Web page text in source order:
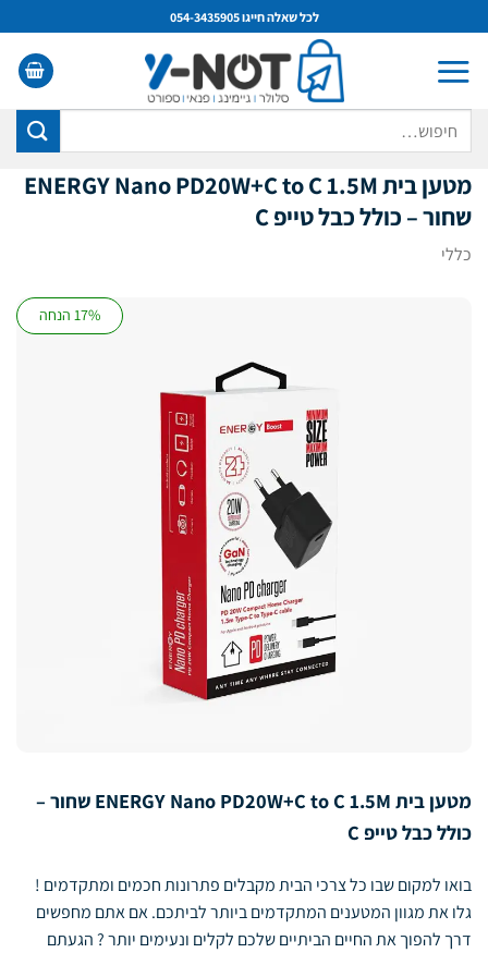
to
content
לכל שאלה חייגו 054-3435905
מטען בית ENERGY Nano PD20W+C to C 1.5M
שחור – כולל כבל טייפ C
כללי
17% הנחה
מטען בית ENERGY Nano PD20W+C to C 1.5M שחור –
כולל כבל טייפ C
בואו למקום שבו כל צרכי הבית מקבלים פתרונות חכמים ומתקדמים !
גלו את מגוון המטענים המתקדמים ביותר לביתכם. אם אתם מחפשים
דרך להפוך את החיים הביתיים שלכם לקלים ונעימים יותר ? הגעתם